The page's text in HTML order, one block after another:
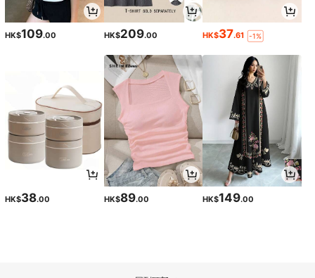
HK$109.00 HK$209.00 HK$37.61 -1%
HK$38.00 HK$89.00 HK$149.00